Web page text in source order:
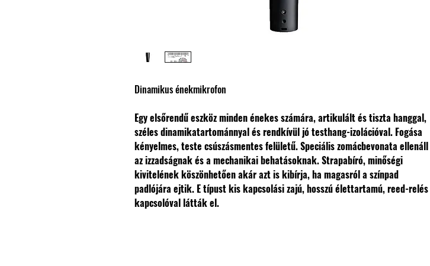
Dinamikus énekmikrofon
Egy elsőrendű eszköz minden énekes számára, artikulált és tiszta hanggal,
széles dinamikatartománnyal és rendkívül jó testhang-izolációval. Fogása
kényelmes, teste csúszásmentes felületű. Speciális zomácbevonata ellenáll
az izzadságnak és a mechanikai behatásoknak.Strapabíró, minőségi
kivitelének köszönhetően akár azt is kibírja, ha magasról a színpad
padlójára ejtik. E típust kis kapcsolási zajú, hosszú élettartamú, reed-relés
kapcsolóval látták el.